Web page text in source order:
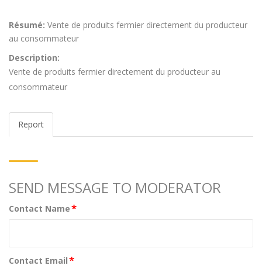
Résumé: Vente de produits fermier directement du producteur
au consommateur
Description:
Vente de produits fermier directement du producteur au
consommateur
Report
SEND MESSAGE TO MODERATOR
Contact Name*
Contact Email*